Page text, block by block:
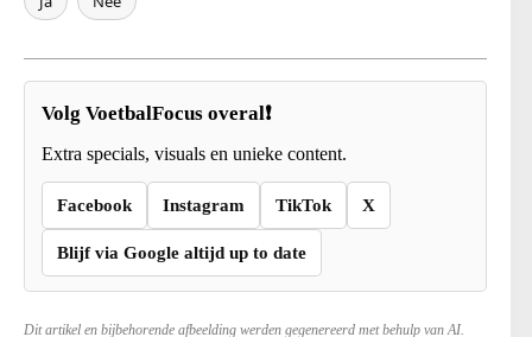
Volg VoetbalFocus overal❗
Extra specials, visuals en unieke content.
Facebook Instagram TikTok X
Blijf via Google altijd up to date
Dit artikel en bijbehorende afbeelding werden gegenereerd met behulp van AI.